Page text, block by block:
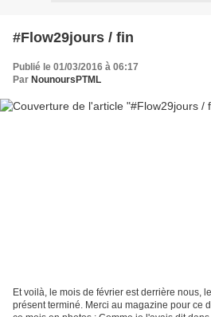
#Flow29jours / fin
Publié le 01/03/2016 à 06:17
Par NounoursPTML
Et voilà, le mois de février est derrière nous,
présent terminé. Merci au magazine pour ce